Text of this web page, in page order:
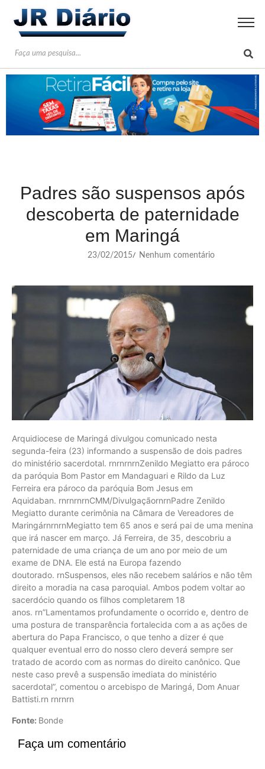
Padres são suspensos após
descoberta de paternidade
em Maringá
23/02/2015/ Nenhum comentário
Arquidiocese de Maringá divulgou comunicado nesta
segunda-feira (23) informando a suspensão de dois padres
do ministério sacerdotal. rnrnrnrnZenildo Megiatto era pároco
da paróquia Bom Pastor em Mandaguari e Rildo da Luz
Ferreira era pároco da paróquia Bom Jesus em
Aquidaban. rnrnrnrnCMM/DivulgaçãornrnPadre Zenildo
Megiatto durante cerimônia na Câmara de Vereadores de
MaringárnrnrnMegiatto tem 65 anos e será pai de uma menina
que irá nascer em março. Já Ferreira, de 35, descobriu a
paternidade de uma criança de um ano por meio de um
exame de DNA. Ele está na Europa fazendo
doutorado. rnSuspensos, eles não recebem salários e não têm
direito a moradia na casa paroquial. Ambos podem voltar ao
sacerdócio quando os filhos completarem 18
anos. rn”Lamentamos profundamente o ocorrido e, dentro de
uma postura de transparência fortalecida com a as ações de
abertura do Papa Francisco, o que tenho a dizer é que
qualquer eventual erro do nosso clero deverá sempre ser
tratado de acordo com as normas do direito canônico. Que
neste caso prevê a suspensão imediata do ministério
sacerdotal”, comentou o arcebispo de Maringá, Dom Anuar
Battisti.rn rnrnrn
Fonte: Bonde
Faça um comentário